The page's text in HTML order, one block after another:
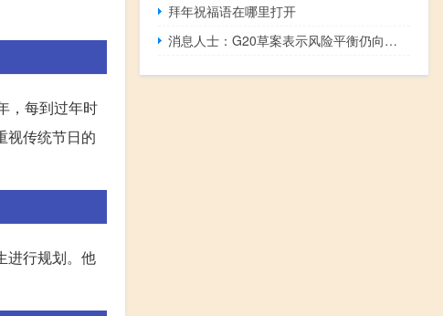
，每到过年时
视传统节日的
进行规划。他
拜年祝福语在哪里打开
消息人士：G20草案表示风险平衡仍向下行倾斜